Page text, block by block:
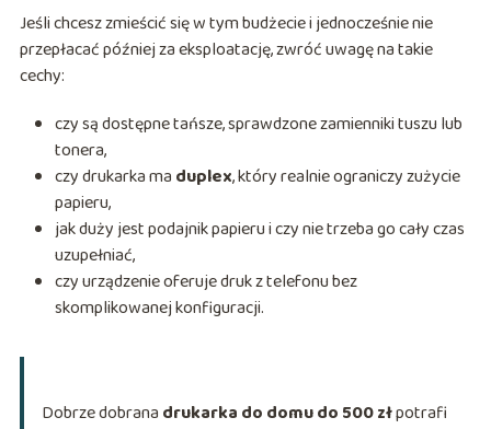
Jeśli chcesz zmieścić się w tym budżecie i jednocześnie nie
przepłacać później za eksploatację, zwróć uwagę na takie
cechy:
czy są dostępne tańsze, sprawdzone zamienniki tuszu lub
tonera,
czy drukarka ma duplex, który realnie ograniczy zużycie
papieru,
jak duży jest podajnik papieru i czy nie trzeba go cały czas
uzupełniać,
czy urządzenie oferuje druk z telefonu bez
skomplikowanej konfiguracji.
Dobrze dobrana drukarka do domu do 500 złpotrafi